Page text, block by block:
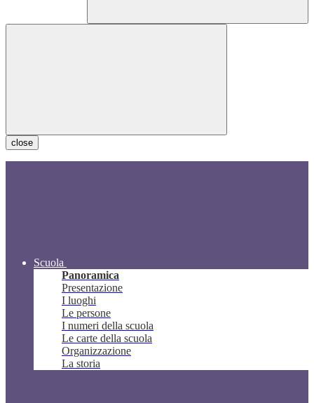
close
Scuola
Panoramica
Presentazione
I luoghi
Le persone
I numeri della scuola
Le carte della scuola
Organizzazione
La storia